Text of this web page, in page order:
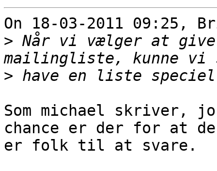
On 18-03-2011 09:25,
> Når vi vælger at give
>
Som michael skriver,
chance er der for at
er folk til at svare.